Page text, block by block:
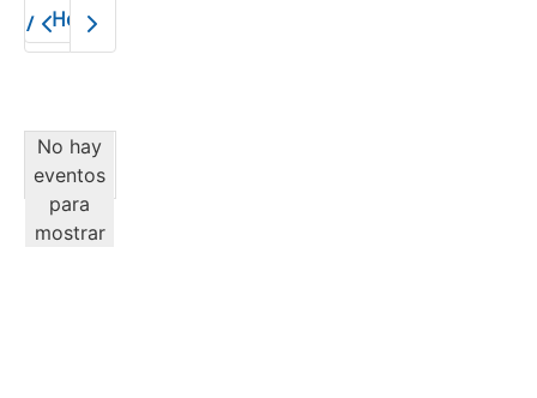
Hoy2026
No hay
eventos
para
mostrar